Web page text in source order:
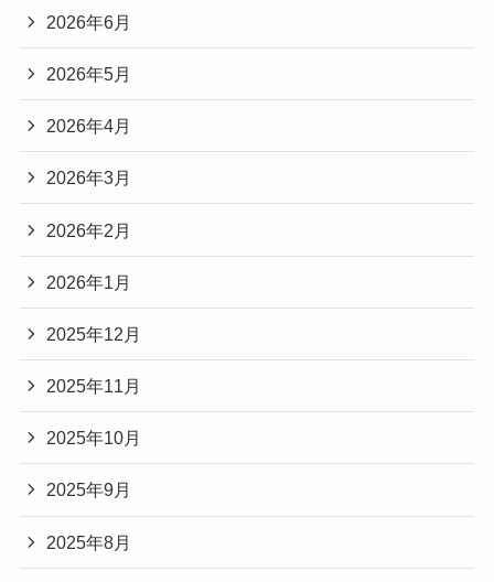
2026年6月
2026年5月
2026年4月
2026年3月
2026年2月
2026年1月
2025年12月
2025年11月
2025年10月
2025年9月
2025年8月